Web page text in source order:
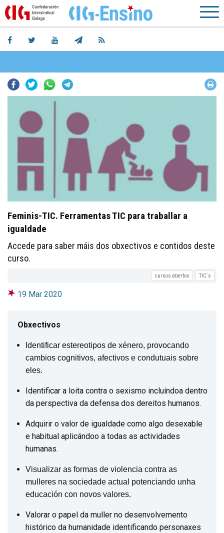
Facebook
TwitterWhatsapp
Feminis-TIC. Ferramentas TIC para traballar a
igualdade
Accede para saber máis dos obxectivos e contidos deste
curso.
cursos abertos TIC´s
19 Mar 2020
Obxectivos
Identificar estereotipos de xénero, provocando
cambios cognitivos, afectivos e condutuais sobre
eles.
Identificar a loita contra o sexismo incluíndoa dentro
da perspectiva da defensa dos dereitos humanos.
Adquirir o valor de igualdade como algo desexable
e habitual aplicándoo a todas as actividades
humanas.
Visualizar as formas de violencia contra as
mulleres na sociedade actual potenciando unha
educación con novos valores.
Valorar o papel da muller no desenvolvemento
histórico da humanidade identificando personaxes